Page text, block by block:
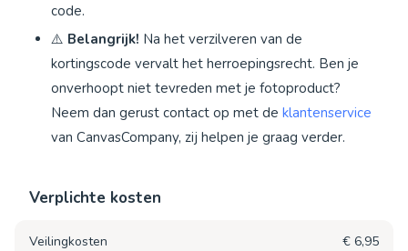
code.
⚠️ Belangrijk! Na het verzilveren van de
kortingscode vervalt het herroepingsrecht. Ben je
onverhoopt niet tevreden met je fotoproduct?
Neem dan gerust contact op met de klantenservice
van CanvasCompany, zij helpen je graag verder.
Verplichte kosten
Veilingkosten € 6,95